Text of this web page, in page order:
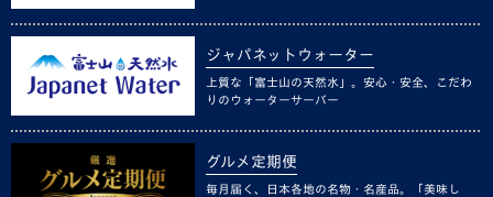
ジャパネットウォーター
上質な「富士山の天然水」。安心・安全、こだわ
りのウォーターサーバー
グルメ定期便
毎月届く、日本各地の名物・名産品。「美味し